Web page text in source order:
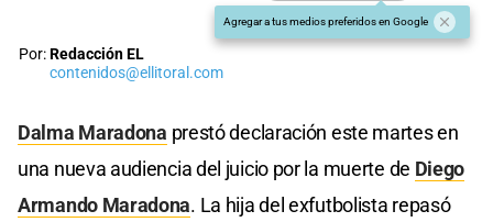
Agregar a tus medios preferidos en Google
Por:Redacción EL
contenidos@ellitoral.com
Dalma Maradona prestó declaración este martes en
una nueva audiencia del juicio por la muerte de Diego
Armando Maradona. La hija del exfutbolista repasó